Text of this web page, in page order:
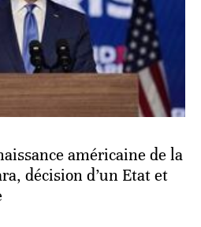
américaine de la
décision d’un Etat et